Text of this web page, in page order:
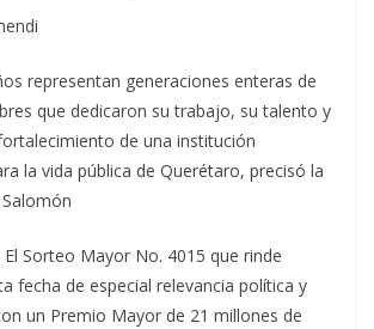
representan generaciones enteras de
que dedicaron su trabajo, su talento y
de una institución
la vida pública de Querétaro, precisó la
El Sorteo Mayor No. 4015 que rinde
fecha de especial relevancia política y
un Premio Mayor de 21 millones de